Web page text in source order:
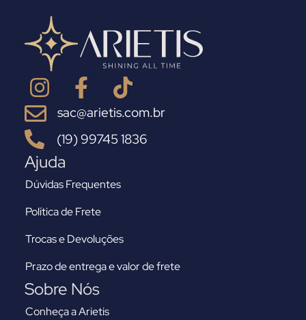
sac@arietis.com.br
(19) 99745 1836
Ajuda
Dúvidas Frequentes
Política de Frete
Trocas e Devoluções
Prazo de entrega e valor de frete
Sobre Nós
Conheça a Arietis